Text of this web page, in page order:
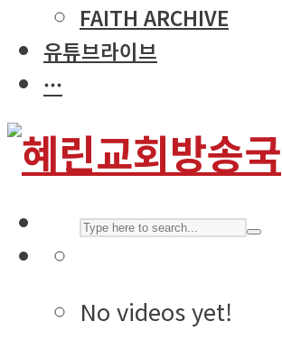
FAITH ARCHIVE
유튜브라이브
···
No videos yet!